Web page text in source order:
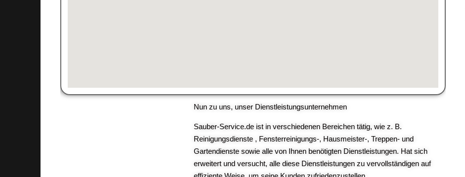
Nun zu uns, unser Dienstleistungsunternehmen
Sauber-Service.de ist in verschiedenen Bereichen tätig, wie z. B.
Reinigungsdienste , Fensterreinigungs-, Hausmeister-, Treppen- und
Gartendienste sowie alle von Ihnen benötigten Dienstleistungen. Hat sich
erweitert und versucht, alle diese Dienstleistungen zu vervollständigen auf